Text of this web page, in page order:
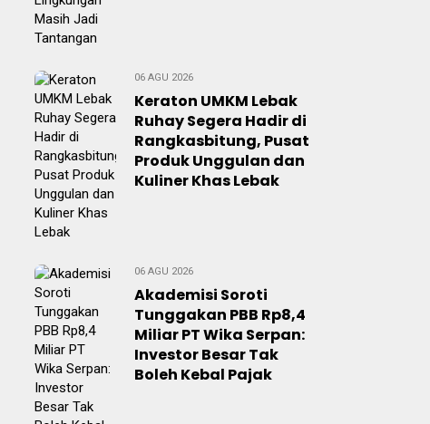
06 AGU 2026
Keraton UMKM Lebak
Ruhay Segera Hadir di
Rangkasbitung, Pusat
Produk Unggulan dan
Kuliner Khas Lebak
06 AGU 2026
Akademisi Soroti
Tunggakan PBB Rp8,4
Miliar PT Wika Serpan:
Investor Besar Tak
Boleh Kebal Pajak